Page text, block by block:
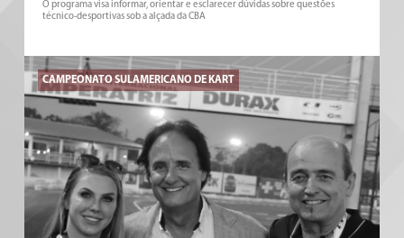
O programa visa informar, orientar e esclarecer dúvidas sobre questões
técnico-desportivas sob a alçada da CBA
CAMPEONATO SULAMERICANO DE KART